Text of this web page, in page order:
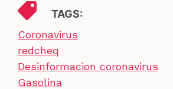
TAGS:
Coronavirus
redcheq
Desinformacion coronavirus
Gasolina